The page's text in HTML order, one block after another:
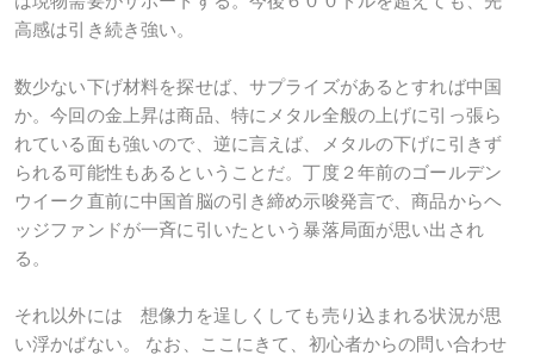
高感は引き続き強い。
数少ない下げ材料を探せば、サプライズがあるとすれば中国
か。今回の金上昇は商品、特にメタル全般の上げに引っ張ら
れている面も強いので、逆に言えば、メタルの下げに引きず
られる可能性もあるということだ。丁度２年前のゴールデン
ウイーク直前に中国首脳の引き締め示唆発言で、商品からヘ
ッジファンドが一斉に引いたという暴落局面が思い出され
る。
それ以外には 想像力を逞しくしても売り込まれる状況が思
い浮かばない。 なお、ここにきて、初心者からの問い合わせ